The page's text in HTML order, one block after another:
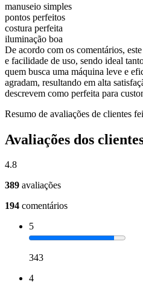
manuseio simples
pontos perfeitos
costura perfeita
iluminação boa
De acordo com os comentários,
e facilidade de uso, sendo ideal
quem busca uma máquina leve e
agradam, resultando em alta
descrevem como perfeita para
Resumo de avaliações de clientes
Avaliações dos
4.8
389 avaliações
194 comentários
5
343
4